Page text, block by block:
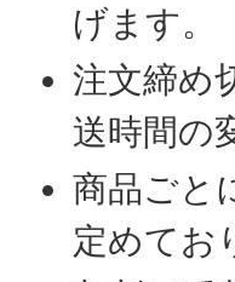
げます。
注文締め
送時間の
商品ごと
定めてお